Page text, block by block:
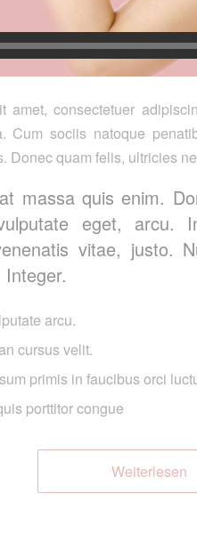
amet, consectetuer
Cum sociis natoque
Donec quam felis, ultricies
massa quis enim.
eget, arcu.
vitae, justo.
arcu.
cursus velit.
primis in faucibus orci
porttitor congue
Weiterlesen